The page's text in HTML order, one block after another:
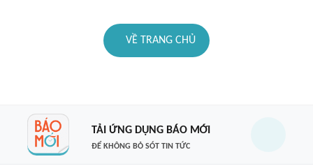
VỀ TRANG CHỦ
TẢI ỨNG DỤNG BÁO MỚI
ĐỂ KHÔNG BỎ SÓT TIN TỨC